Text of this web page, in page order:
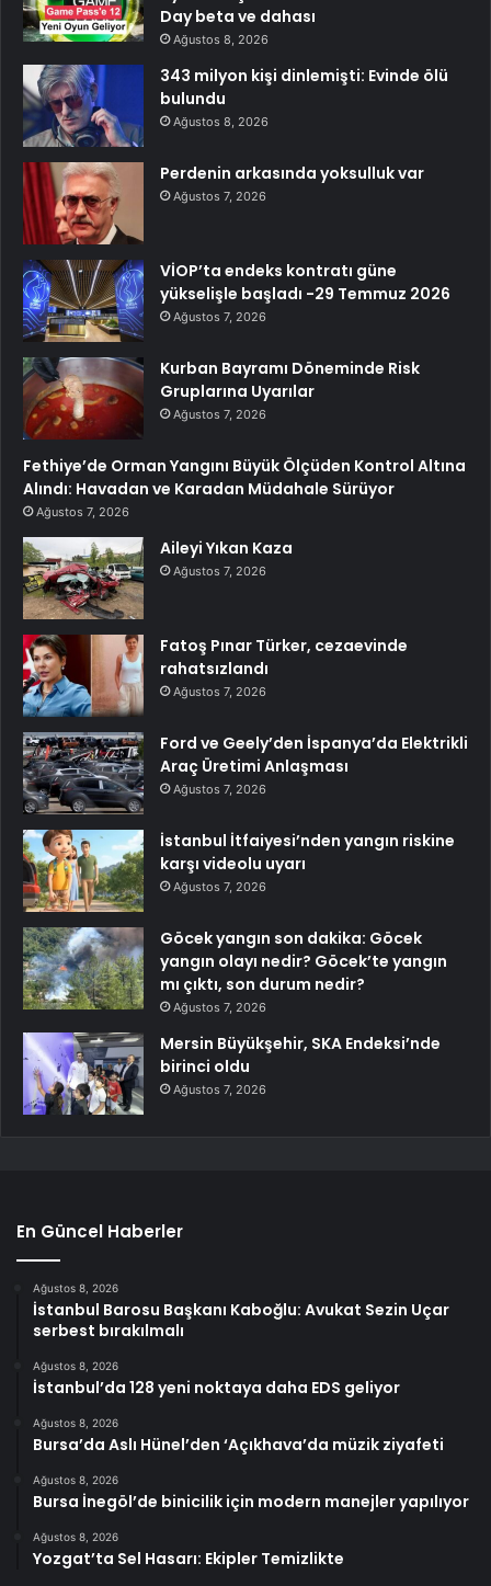
Day beta ve dahası
Ağustos 8, 2026
343 milyon kişi dinlemişti: Evinde ölü
bulundu
Ağustos 8, 2026
Perdenin arkasında yoksulluk var
Ağustos 7, 2026
VİOP’ta endeks kontratı güne
yükselişle başladı -29 Temmuz 2026
Ağustos 7, 2026
Kurban Bayramı Döneminde Risk
Gruplarına Uyarılar
Ağustos 7, 2026
Fethiye’de Orman Yangını Büyük Ölçüden Kontrol Altına
Alındı: Havadan ve Karadan Müdahale Sürüyor
Ağustos 7, 2026
Aileyi Yıkan Kaza
Ağustos 7, 2026
Fatoş Pınar Türker, cezaevinde
rahatsızlandı
Ağustos 7, 2026
Ford ve Geely’den İspanya’da Elektrikli
Araç Üretimi Anlaşması
Ağustos 7, 2026
İstanbul İtfaiyesi’nden yangın riskine
karşı videolu uyarı
Ağustos 7, 2026
Göcek yangın son dakika: Göcek
yangın olayı nedir? Göcek’te yangın
mı çıktı, son durum nedir?
Ağustos 7, 2026
Mersin Büyükşehir, SKA Endeksi’nde
birinci oldu
Ağustos 7, 2026
En Güncel Haberler
Ağustos 8, 2026
İstanbul Barosu Başkanı Kaboğlu: Avukat Sezin Uçar
serbest bırakılmalı
Ağustos 8, 2026
İstanbul’da 128 yeni noktaya daha EDS geliyor
Ağustos 8, 2026
Bursa’da Aslı Hünel’den ‘Açıkhava’da müzik ziyafeti
Ağustos 8, 2026
Bursa İnegöl’de binicilik için modern manejler yapılıyor
Ağustos 8, 2026
Yozgat’ta Sel Hasarı: Ekipler Temizlikte